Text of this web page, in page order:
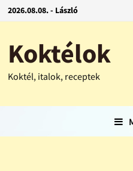
2026.08.08. - László
Koktélok
Koktél, italok, receptek